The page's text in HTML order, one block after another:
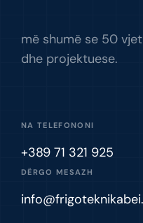
më shumë se 50
dhe projektuese.
NA TELEFONONI
+389 71 321 925
DËRGO MESAZH